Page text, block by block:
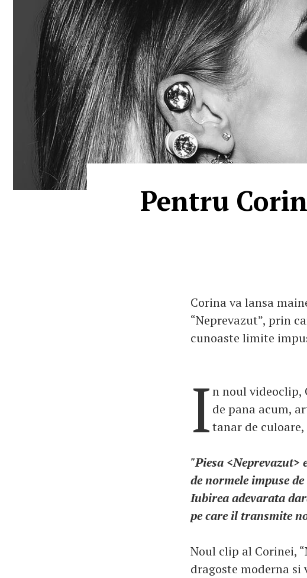
Pentru
Corina va lansa
“Neprevazut”, prin
cunoaste limite
In noul videoclip,
de pana acum,
tanar de
"Piesa
de normele impuse
Iubirea adevarata
pe care il transmite
Noul clip al Corinei,
dragoste moderna